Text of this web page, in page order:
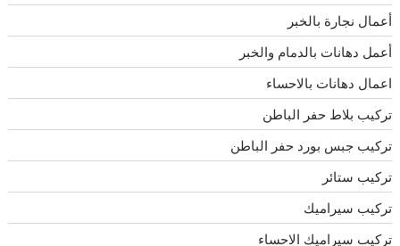
أعمال نجارة بالخبر
أعمل دهانات بالدمام والخبر
اعمال دهانات بالاحساء
تركيب بلاط حفر الباطن
تركيب جبس بورد حفر الباطن
تركيب ستائر
تركيب سيراميك
تركيب سيراميك الاحساء